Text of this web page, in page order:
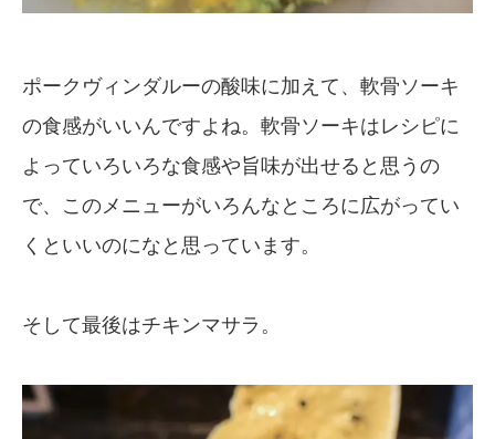
ポークヴィンダルーの酸味に加えて、軟骨ソーキ
の食感がいいんですよね。軟骨ソーキはレシピに
よっていろいろな食感や旨味が出せると思うの
で、このメニューがいろんなところに広がってい
くといいのになと思っています。
そして最後はチキンマサラ。